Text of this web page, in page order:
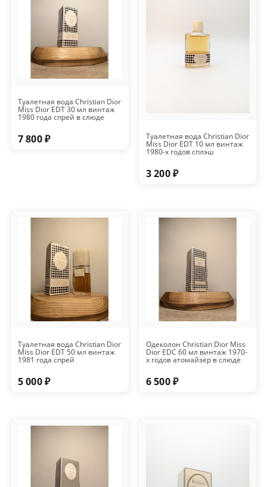
Туалетная вода Christian Dior
Miss Dior EDT 30 мл винтаж
1980 года спрей в слюде
7 800 ₽ Туалетная вода Christian Dior
Miss Dior EDT 10 мл винтаж
1980-х годов сплэш
3 200 ₽
Туалетная вода Christian Dior
Miss Dior EDT 50 мл винтаж
1981 года спрей
5 000 ₽
Одеколон Christian Dior Miss
Dior EDC 60 мл винтаж 1970-
х годов атомайзер в слюде
6 500 ₽